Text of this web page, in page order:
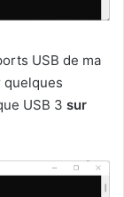
USB de ma
quelques
USB 3 sur